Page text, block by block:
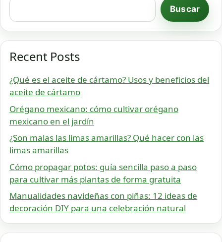
Buscar
Recent Posts
¿Qué es el aceite de cártamo? Usos y beneficios del
aceite de cártamo
Orégano mexicano: cómo cultivar orégano
mexicano en el jardín
¿Son malas las limas amarillas? Qué hacer con las
limas amarillas
Cómo propagar potos: guía sencilla paso a paso
para cultivar más plantas de forma gratuita
Manualidades navideñas con piñas: 12 ideas de
decoración DIY para una celebración natural